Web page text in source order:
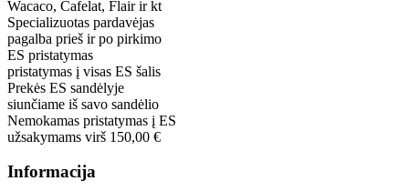
Wacaco, Cafelat, Flair ir kt
Specializuotas pardavėjas
pagalba prieš ir po pirkimo
ES pristatymas
pristatymas į visas ES šalis
Prekės ES sandėlyje
siunčiame iš savo sandėlio
Nemokamas pristatymas į ES
užsakymams virš 150,00 €
Informacija